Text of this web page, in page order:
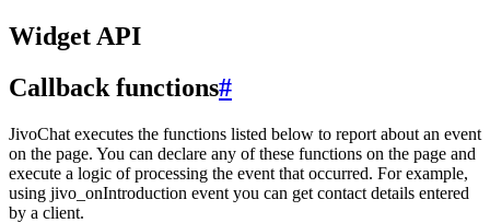
Widget API
Callback functions#
JivoChat executes the functions listed below to report about an event
on the page. You can declare any of these functions on the page and
execute a logic of processing the event that occurred. For example,
using jivo_onIntroduction event you can get contact details entered
by a client.